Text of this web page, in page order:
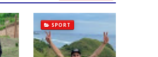
SPORT